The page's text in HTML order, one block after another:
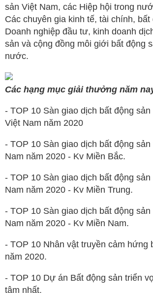
sản Việt Nam, các Hiệp hội trong
Các chuyên gia kinh tế, tài chính, bất
Doanh nghiệp đầu tư, kinh doanh
sản và cộng đồng môi giới bất động
nước.
Các hạng mục giải thưởng năm
- TOP 10 Sàn giao dịch bất động
Việt Nam năm 2020
- TOP 10 Sàn giao dịch bất động
Nam năm 2020 - Kv Miền Bắc.
- TOP 10 Sàn giao dịch bất động
Nam năm 2020 - Kv Miền Trung.
- TOP 10 Sàn giao dịch bất động
Nam năm 2020 - Kv Miền Nam.
- TOP 10 Nhân vật truyền cảm hứng
năm 2020.
- TOP 10 Dự án Bất động sản triển
tâm nhất.